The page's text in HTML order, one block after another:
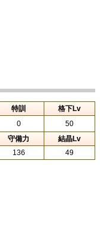
特訓
格下Lv
0
50
守備力
結晶Lv
136 49